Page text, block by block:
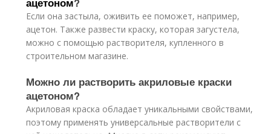
Если она застыла, оживить ее поможет, например,
ацетон. Также развести краску, которая загустела,
можно с помощью растворителя, купленного в
строительном магазине.
Можно ли растворить акриловые краски
ацетоном?
Акриловая краска обладает уникальными свойствами,
поэтому применять универсальные растворители с